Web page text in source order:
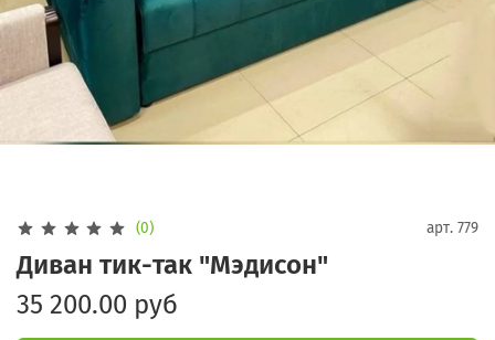
(0) арт. 779
Диван тик-так "Мэдисон"
35 200.00 руб